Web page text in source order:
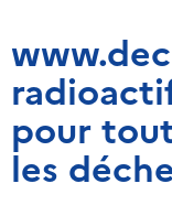
pour
les